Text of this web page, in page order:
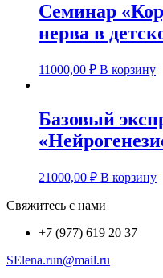
Семинар
нерва в
11000,00 ₽ В корзину
Базовый
21000,00 ₽ В корзину
Свяжитесь с нами
+7 (977) 619 20 37
SElena.run@mail.ru